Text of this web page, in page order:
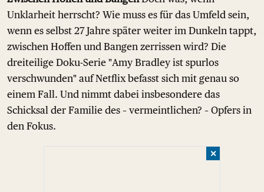
Unklarheit herrscht? Wie muss es für das Umfeld sein,
wenn es selbst 27 Jahre später weiter im Dunkeln tappt,
zwischen Hoffen und Bangen zerrissen wird? Die
dreiteilige Doku-Serie "Amy Bradley ist spurlos
verschwunden" auf Netflix befasst sich mit genau so
einem Fall. Und nimmt dabei insbesondere das
Schicksal der Familie des – vermeintlichen? – Opfers in
den Fokus.
✕